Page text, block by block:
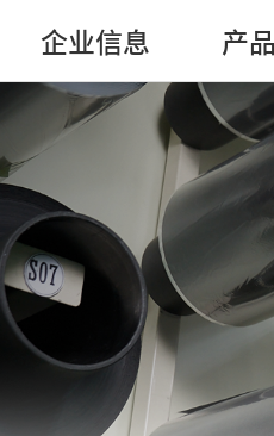
企业信息 产品